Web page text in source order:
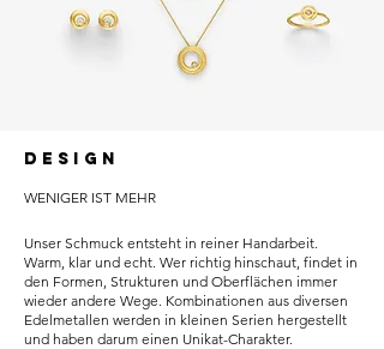
DESIGN
WENIGER IST MEHR
Unser Schmuck entsteht in reiner Handarbeit.
Warm, klar und echt. Wer richtig hinschaut, findet in
den Formen, Strukturen und Oberflächen immer
wieder andere Wege. Kombinationen aus diversen
Edelmetallen werden in kleinen Serien hergestellt
und haben darum einen Unikat-Charakter.